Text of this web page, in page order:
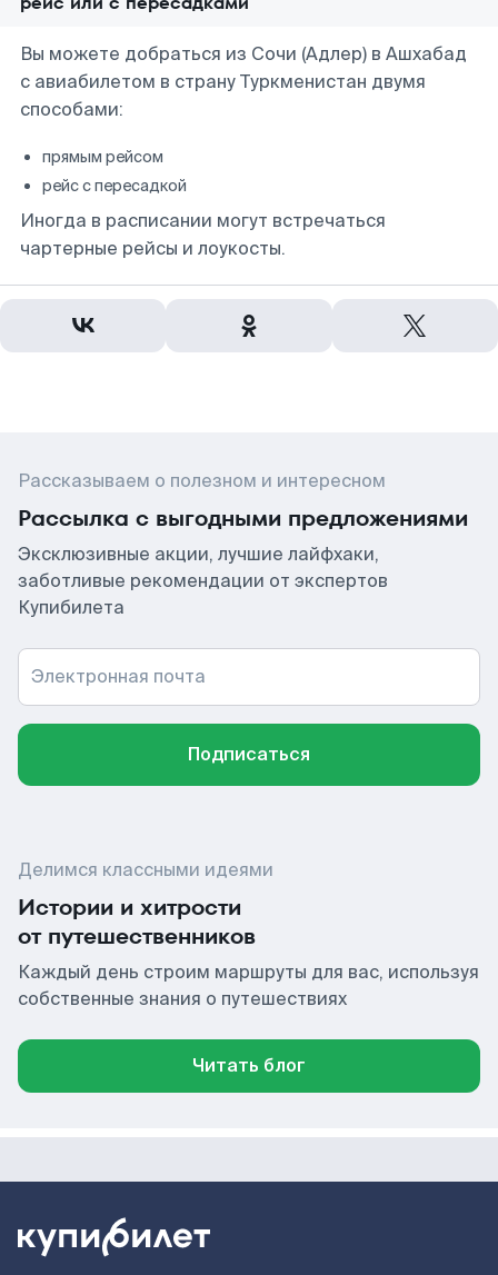
Вы можете добраться из Сочи (Адлер) в Ашхабад
с авиабилетом в страну Туркменистан двумя
способами:
прямым рейсом
рейс с пересадкой
Иногда в расписании могут встречаться
чартерные рейсы и лоукосты.
Рассказываем о полезном и интересном
Рассылка с выгодными предложениями
Эксклюзивные акции, лучшие лайфхаки,
заботливые рекомендации от экспертов
Купибилета
Электронная почта
Подписаться
Делимся классными идеями
Истории и хитрости
от путешественников
Каждый день строим маршруты для вас, используя
собственные знания о путешествиях
Читать блог